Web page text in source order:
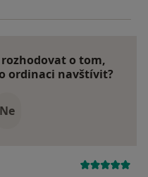
o tom,
ordinaci navštívit?
Ne